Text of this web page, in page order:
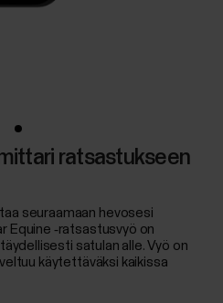
ratsastukseen
seuraamaan hevosesi
Equine ‑ratsastusvyö on
satulan alle. Vyö on
käytettäväksi kaikissa